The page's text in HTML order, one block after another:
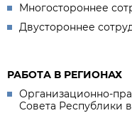
Многостороннее
Двустороннее
РАБОТА В РЕГИОНАХ
Организационно-
Совета Республики